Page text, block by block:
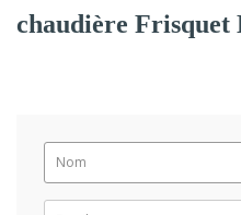
chaudière